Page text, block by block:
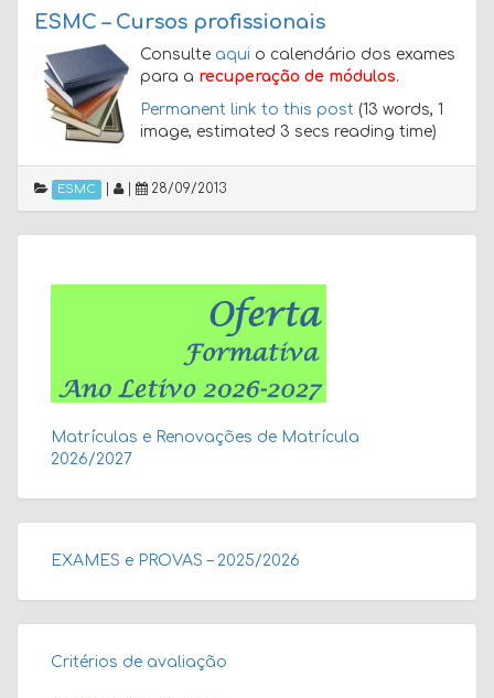
ESMC – Cursos profissionais
Consulte aqui o calendário dos exames
para a recuperação de módulos.
Permanent link to this post (13 words, 1
image, estimated 3 secs reading time)
ESMC 28/09/2013
Matrículas e Renovações de Matrícula
2026/2027
EXAMES e PROVAS – 2025/2026
Critérios de avaliação